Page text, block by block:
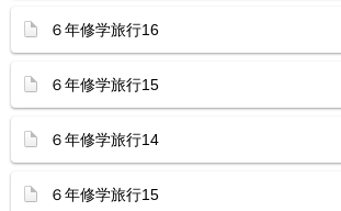
６年修学旅行16
６年修学旅行15
６年修学旅行14
６年修学旅行15